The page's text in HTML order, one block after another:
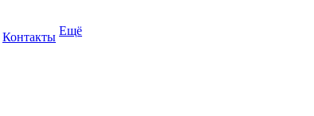
Контакты Ещё